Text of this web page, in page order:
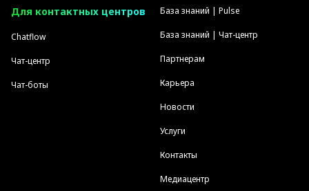
Для контактных центров
Chatflow
Чат-центр
Чат-боты
База знаний | Pulse
База знаний | Чат-центр
Партнерам
Карьера
Новости
Услуги
Контакты
Медиацентр